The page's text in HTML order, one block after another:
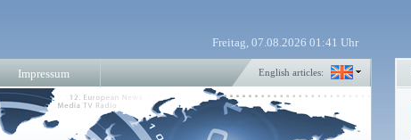
Freitag, 07.08.2026 01:41 Uhr
Impressum English articles: